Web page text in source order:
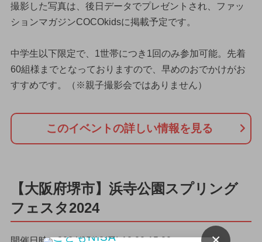
撮影した写真は、後日データでプレゼントされ、ファッ
ションマガジンCOCOkidsに掲載予定です。
中学生以下限定で、1世帯につき1回のみ参加可能。先着
60組様までとなっておりますので、早めのおでかけがお
すすめです。（※親子撮影会ではありません）
このイベントの詳しい情報を見る
【大阪府堺市】浜寺公園スプリング
フェスタ2024